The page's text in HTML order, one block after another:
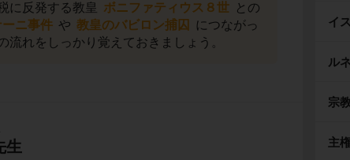
に反発する教皇 ボニファティウス８世 との
ニ事件 や 教皇のバビロン捕囚
につながっ
流れをしっかり覚えておきましょう。
生
イ
ル
宗
主